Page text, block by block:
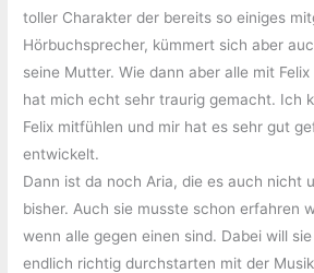
toller Charakter der bereits so einiges
Hörbuchsprecher, kümmert sich aber
seine Mutter. Wie dann aber alle mit
hat mich echt sehr traurig gemacht. Ich
Felix mitfühlen und mir hat es sehr gut
entwickelt.
Dann ist da noch Aria, die es auch nicht
bisher. Auch sie musste schon erfahren
wenn alle gegen einen sind. Dabei will
endlich richtig durchstarten mit der